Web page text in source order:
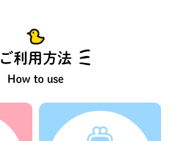
ご利用方法
How to use